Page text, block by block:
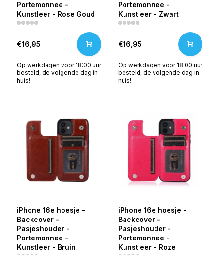
Portemonnee -
Kunstleer - Rose Goud
€16,95
Op werkdagen voor 18:00 uur
besteld, de volgende dag in
huis!
Portemonnee -
Kunstleer - Zwart
€16,95
Op werkdagen voor 18:00 uur
besteld, de volgende dag in
huis!
iPhone 16e hoesje -
Backcover -
Pasjeshouder -
Portemonnee -
Kunstleer - Bruin
iPhone 16e hoesje -
Backcover -
Pasjeshouder -
Portemonnee -
Kunstleer - Roze